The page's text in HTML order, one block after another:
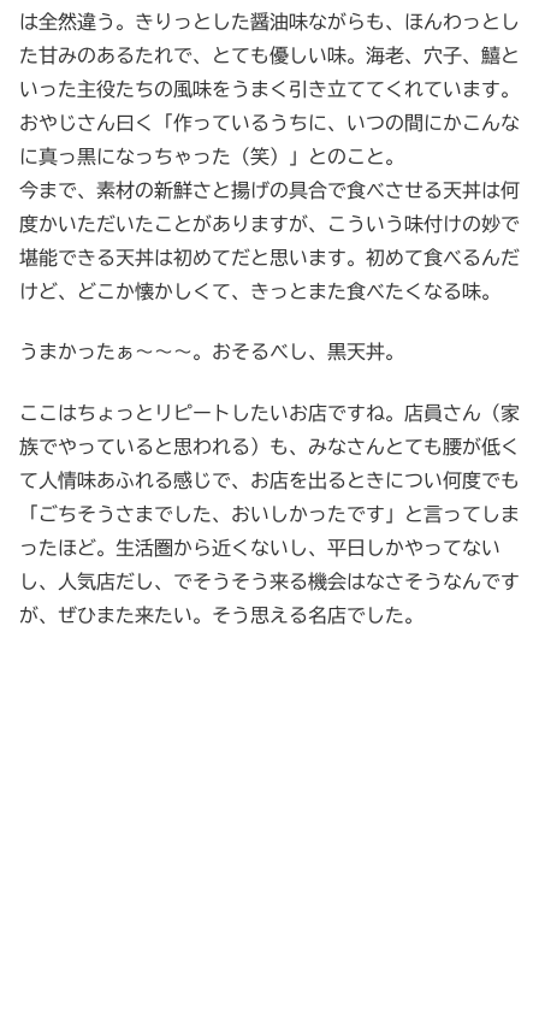
は全然違う。きりっとした醤油味ながらも、ほんわっとし
た甘みのあるたれで、とても優しい味。海老、穴子、鱚と
いった主役たちの風味をうまく引き立ててくれています。
おやじさん曰く「作っているうちに、いつの間にかこんな
に真っ黒になっちゃった（笑）」とのこと。
今まで、素材の新鮮さと揚げの具合で食べさせる天丼は何
度かいただいたことがありますが、こういう味付けの妙で
堪能できる天丼は初めてだと思います。初めて食べるんだ
けど、どこか懐かしくて、きっとまた食べたくなる味。
うまかったぁ～～～。おそるべし、黒天丼。
ここはちょっとリピートしたいお店ですね。店員さん（家
族でやっていると思われる）も、みなさんとても腰が低く
て人情味あふれる感じで、お店を出るときについ何度でも
「ごちそうさまでした、おいしかったです」と言ってしま
ったほど。生活圏から近くないし、平日しかやってない
し、人気店だし、でそうそう来る機会はなさそうなんです
が、ぜひまた来たい。そう思える名店でした。